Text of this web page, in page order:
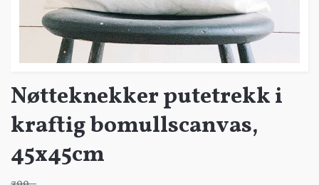
Nøtteknekker putetrekk i
kraftig bomullscanvas,
45x45cm